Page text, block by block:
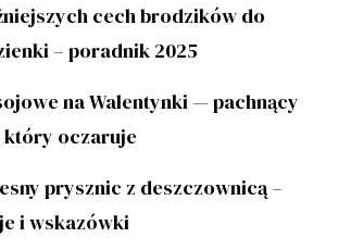
cech brodzików do
– poradnik 2025
na Walentynki — pachnący
który oczaruje
prysznic z deszczownicą –
i wskazówki